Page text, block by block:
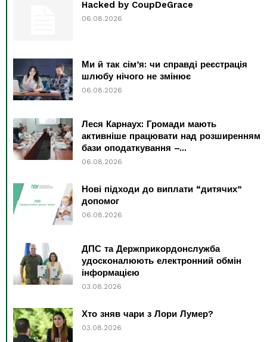
Hacked by CoupDeGrace
06.08.2026
Ми й так сім’я: чи справді реєстрація
шлюбу нічого не змінює
06.08.2026
Леся Карнаух: Громади мають
активніше працювати над розширенням
бази оподаткування –...
06.08.2026
Нові підходи до виплати “дитячих”
допомог
06.08.2026
ДПС та Держприкордонслужба
удосконалюють електронний обмін
інформацією
03.08.2026
Хто зняв чари з Лори Лумер?
03.08.2026